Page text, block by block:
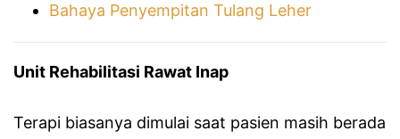
Bahaya Penyempitan Tulang Leher
Unit Rehabilitasi Rawat Inap
Terapi biasanya dimulai saat pasien masih berada